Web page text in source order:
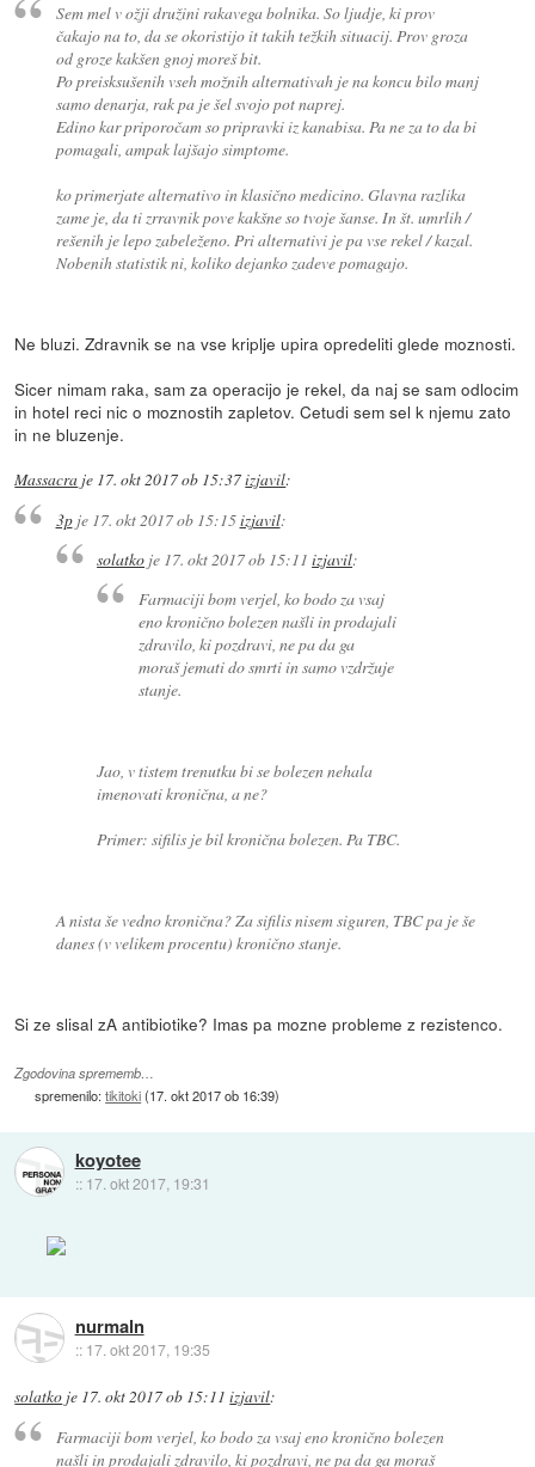
Sem mel v ožji družini rakavega bolnika. So ljudje, ki prov
čakajo na to, da se okoristijo it takih težkih situacij. Prov groza
od groze kakšen gnoj moreš bit.
Po preisksušenih vseh možnih alternativah je na koncu bilo manj
samo denarja, rak pa je šel svojo pot naprej.
Edino kar priporočam so pripravki iz kanabisa. Pa ne za to da bi
pomagali, ampak lajšajo simptome.
ko primerjate alternativo in klasično medicino. Glavna razlika
zame je, da ti zrravnik pove kakšne so tvoje šanse. In št. umrlih /
rešenih je lepo zabeleženo. Pri alternativi je pa vse rekel / kazal.
Nobenih statistik ni, koliko dejanko zadeve pomagajo.
Ne bluzi. Zdravnik se na vse kriplje upira opredeliti glede moznosti.
Sicer nimam raka, sam za operacijo je rekel, da naj se sam odlocim
in hotel reci nic o moznostih zapletov. Cetudi sem sel k njemu zato
in ne bluzenje.
Massacra je 17. okt 2017 ob 15:37izjavil:
3pje 17. okt 2017 ob 15:15izjavil:
solatko je 17. okt 2017 ob 15:11 izjavil:
Farmaciji bom verjel, ko bodo za vsaj
eno kronično bolezen našli in prodajali
zdravilo, ki pozdravi, ne pa da ga
moraš jemati do smrti in samo vzdržuje
stanje.
Jao, v tistem trenutku bi se bolezen nehala
imenovati kronična, a ne?
Primer: sifilis je bil kronična bolezen. Pa TBC.
A nista še vedno kronična? Za sifilis nisem siguren, TBC pa je še
danes (v velikem procentu) kronično stanje.
Si ze slisal zA antibiotike? Imas pa mozne probleme z rezistenco.
Zgodovina sprememb…
spremenilo:tikitoki(17. okt 2017 ob 16:39)
koyotee
:: 17. okt 2017, 19:31
nurmaln
:: 17. okt 2017, 19:35
solatko je 17. okt 2017 ob 15:11 izjavil:
Farmaciji bom verjel, ko bodo za vsaj eno kronično bolezen
našli in prodajali zdravilo, ki pozdravi, ne pa da ga moraš